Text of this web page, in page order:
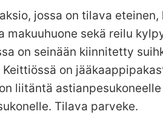
jossa on tilava
makuuhuone sekä reilu
on seinään kiinnitetty
on
liitäntä
Tilava parveke.